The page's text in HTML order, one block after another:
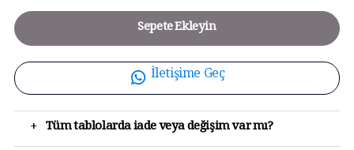
Sepete Ekleyin
İletişime Geç
+ Tüm tablolarda iade veya değişim var mı?